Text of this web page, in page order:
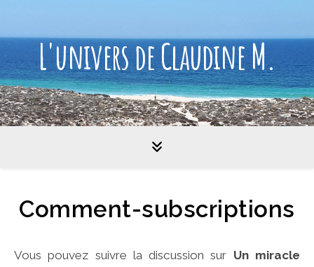
L'univers de Claudine M.
Comment-subscriptions
Vous pouvez suivre la discussion sur Un miracle